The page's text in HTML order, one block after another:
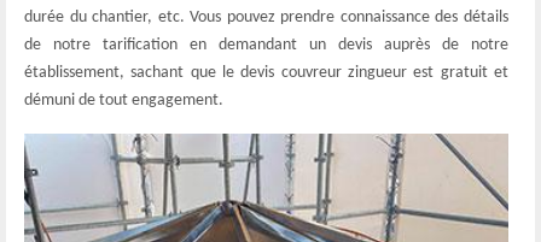
durée du chantier, etc. Vous pouvez prendre connaissance des détails
de notre tarification en demandant un devis auprès de notre
établissement, sachant que le devis couvreur zingueur est gratuit et
démuni de tout engagement.